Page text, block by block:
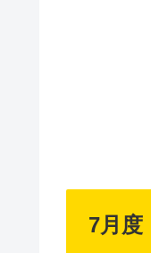
7月度